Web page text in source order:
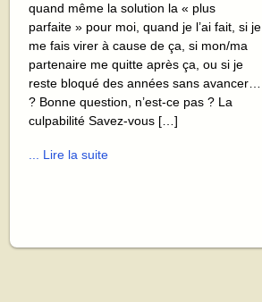
quand même la solution la « plus
parfaite » pour moi, quand je l’ai fait, si je
me fais virer à cause de ça, si mon/ma
partenaire me quitte après ça, ou si je
reste bloqué des années sans avancer…
? Bonne question, n’est-ce pas ? La
culpabilité Savez-vous […]
... Lire la suite